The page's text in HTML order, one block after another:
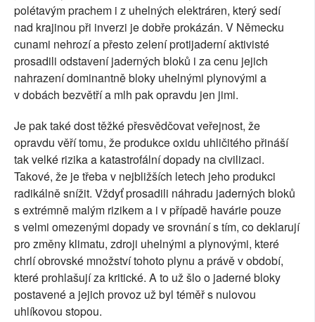
polétavým prachem i z uhelných elektráren, který sedí
nad krajinou při inverzi je dobře prokázán. V Německu
cunami nehrozí a přesto zelení protijaderní aktivisté
prosadili odstavení jaderných bloků i za cenu jejich
nahrazení dominantně bloky uhelnými plynovými a
v dobách bezvětří a mlh pak opravdu jen jimi.
Je pak také dost těžké přesvědčovat veřejnost, že
opravdu věří tomu, že produkce oxidu uhličitého přináší
tak velké rizika a katastrofální dopady na civilizaci.
Takové, že je třeba v nejbližších letech jeho produkci
radikálně snížit. Vždyť prosadili náhradu jaderných bloků
s extrémně malým rizikem a i v případě havárie pouze
s velmi omezenými dopady ve srovnání s tím, co deklarují
pro změny klimatu, zdroji uhelnými a plynovými, které
chrlí obrovské množství tohoto plynu a právě v období,
které prohlašují za kritické. A to už šlo o jaderné bloky
postavené a jejich provoz už byl téměř s nulovou
uhlíkovou stopou.